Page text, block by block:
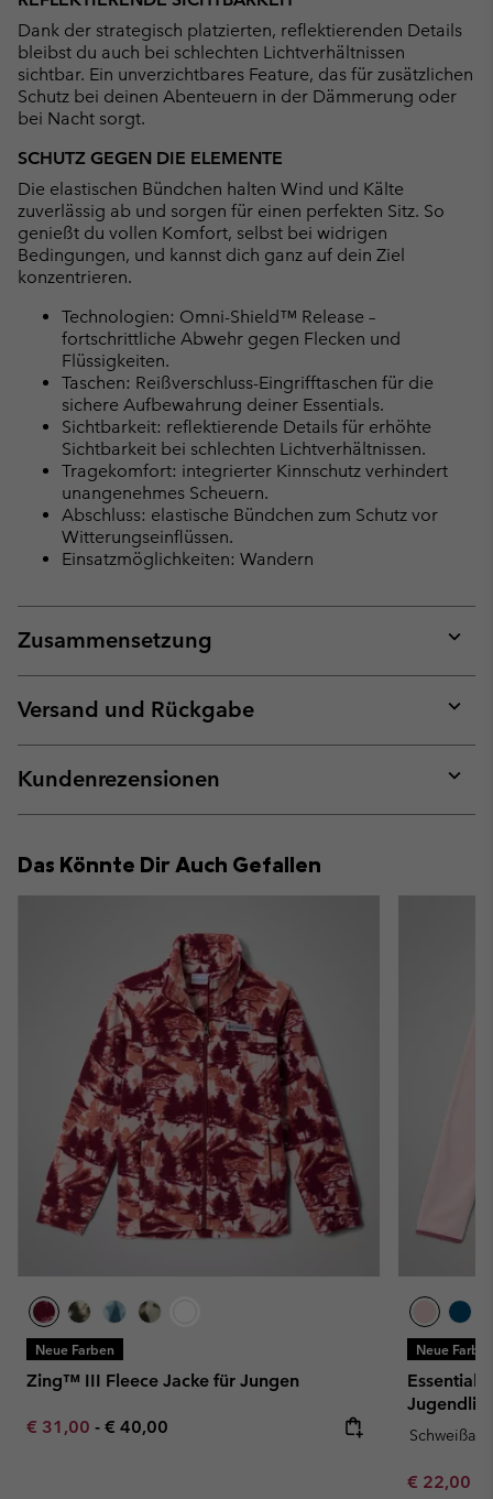
Dank der strategisch platzierten, reflektierenden Details
bleibst du auch bei schlechten Lichtverhältnissen
sichtbar. Ein unverzichtbares Feature, das für zusätzlichen
Schutz bei deinen Abenteuern in der Dämmerung oder
bei Nacht sorgt.
SCHUTZ GEGEN DIE ELEMENTE
Die elastischen Bündchen halten Wind und Kälte
zuverlässig ab und sorgen für einen perfekten Sitz. So
genießt du vollen Komfort, selbst bei widrigen
Bedingungen, und kannst dich ganz auf dein Ziel
konzentrieren.
Technologien: Omni-Shield™ Release –
fortschrittliche Abwehr gegen Flecken und
Flüssigkeiten.
Taschen: Reißverschluss-Eingrifftaschen für die
sichere Aufbewahrung deiner Essentials.
Sichtbarkeit: reflektierende Details für erhöhte
Sichtbarkeit bei schlechten Lichtverhältnissen.
Tragekomfort: integrierter Kinnschutz verhindert
unangenehmes Scheuern.
Abschluss: elastische Bündchen zum Schutz vor
Witterungseinflüssen.
Einsatzmöglichkeiten: Wandern
Zusammensetzung
or
Versand und Rückgabe
or
Kundenrezensionen
or
Das Könnte Dir Auch Gefallen
Neue Farben
Zing™ III Fleece Jacke für Jungen
Minimum sale price:
€ 31,00 - Maximum price:
€ 40,00
Neue
Essential
Minimum
€ 22,00